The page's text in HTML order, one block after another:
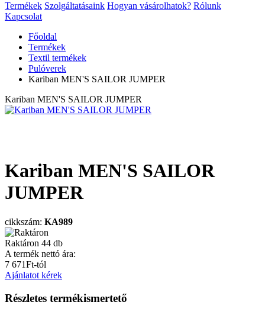
Termékek Szolgáltatásaink Hogyan vásárolhatok? Rólunk
Kapcsolat
Főoldal
Termékek
Textil termékek
Pulóverek
Kariban MEN'S SAILOR JUMPER
Kariban MEN'S SAILOR JUMPER
Kariban MEN'S SAILOR
JUMPER
cikkszám: KA989
Raktáron 44 db
A termék nettó ára:
7 671Ft-tól
Ajánlatot kérek
Részletes termékismertető